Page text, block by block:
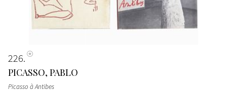
226
PICASSO, PABLO
Picasso à Antibes